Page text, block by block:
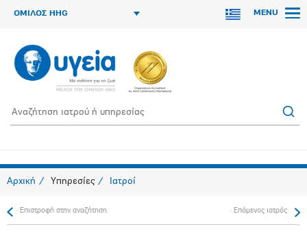
ΟΜΙΛΟΣ HHG MENU
Αρχική Υπηρεσίες Ιατροί
Επιστροφή στην αναζήτηση Επόμενος ιατρός